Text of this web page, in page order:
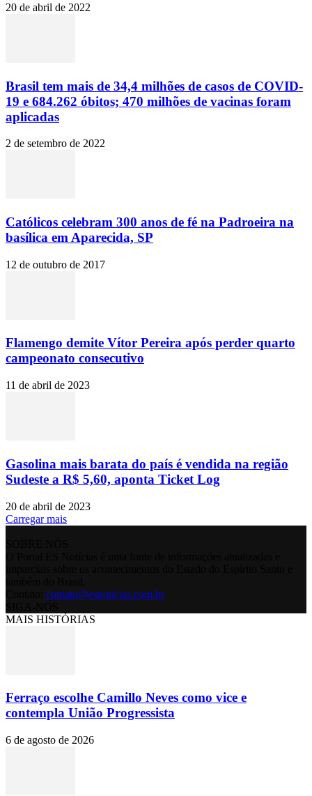
20 de abril de 2022
Brasil tem mais de 34,4 milhões de casos de COVID-
19 e 684.262 óbitos; 470 milhões de vacinas foram
aplicadas
2 de setembro de 2022
Católicos celebram 300 anos de fé na Padroeira na
basílica em Aparecida, SP
12 de outubro de 2017
Flamengo demite Vítor Pereira após perder quarto
campeonato consecutivo
11 de abril de 2023
Gasolina mais barata do país é vendida na região
Sudeste a R$ 5,60, aponta Ticket Log
20 de abril de 2023
Carregar mais
contato@esnoticias.com.br
MAIS HISTÓRIAS
Ferraço escolhe Camillo Neves como vice e
contempla União Progressista
6 de agosto de 2026